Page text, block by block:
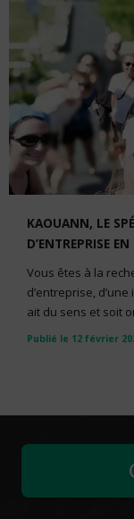
KAOUANN, LE
D’ENTREPRISE
Vous êtes à la
d’entreprise,
ait du sens et soit
Publié le 12 février